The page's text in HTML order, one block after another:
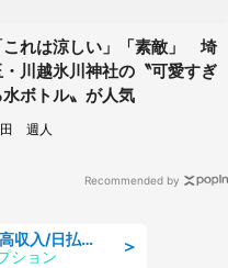
これは涼しい」「素敵」 埼
・川越氷川神社の〝可愛すぎ
水ボトル〟が人気
週人
Recommended by
＞
組立・組付け/未経験OK/高収入/日払いOK/交替制/20・30・40代活躍中
ション